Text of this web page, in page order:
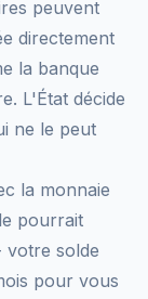
peuvent
directement
la banque
L'État décide
ne le peut
la monnaie
pourrait
votre solde
pour vous